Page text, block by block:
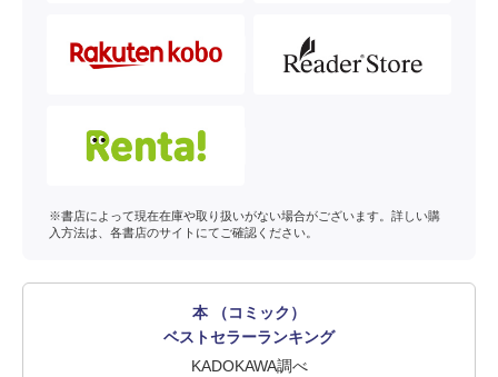
※書店によって現在在庫や取り扱いがない場合がございます。詳しい購
入方法は、各書店のサイトにてご確認ください。
本 （コミック）
ベストセラーランキング
KADOKAWA調べ